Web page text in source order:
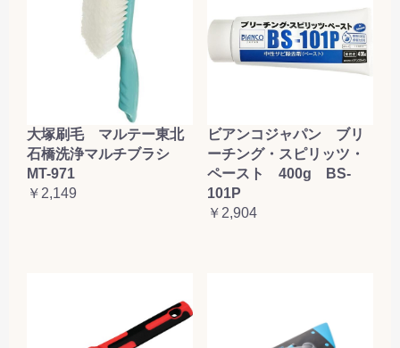
大塚刷毛 マルテー東北
石橋洗浄マルチブラシ
MT-971
￥2,149
ビアンコジャパン ブリ
ーチング・スピリッツ・
ペースト 400g BS-
101P
￥2,904